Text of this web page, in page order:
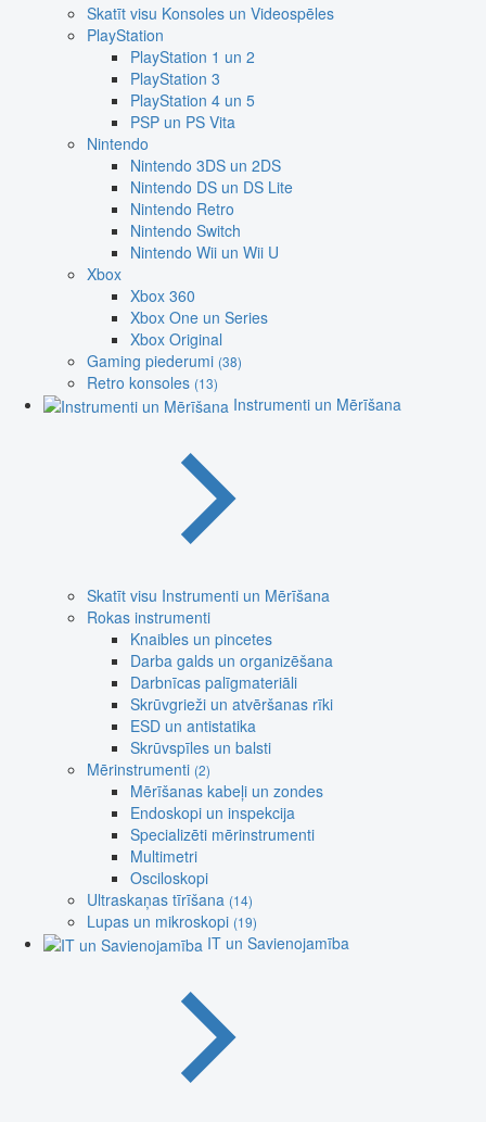
Skatīt visu Konsoles un Videospēles
PlayStation
PlayStation 1 un 2
PlayStation 3
PlayStation 4 un 5
PSP un PS Vita
Nintendo
Nintendo 3DS un 2DS
Nintendo DS un DS Lite
Nintendo Retro
Nintendo Switch
Nintendo Wii un Wii U
Xbox
Xbox 360
Xbox One un Series
Xbox Original
Gaming piederumi (38)
Retro konsoles (13)
Instrumenti un Mērīšana
Skatīt visu Instrumenti un Mērīšana
Rokas instrumenti
Knaibles un pincetes
Darba galds un organizēšana
Darbnīcas palīgmateriāli
Skrūvgrieži un atvēršanas rīki
ESD un antistatika
Skrūvspīles un balsti
Mērinstrumenti (2)
Mērīšanas kabeļi un zondes
Endoskopi un inspekcija
Specializēti mērinstrumenti
Multimetri
Osciloskopi
Ultraskaņas tīrīšana (14)
Lupas un mikroskopi (19)
IT un Savienojamība